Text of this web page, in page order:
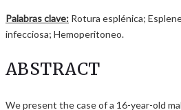
Palabras clave: Rotura esplénica;
infecciosa; Hemoperitoneo.
ABSTRACT
We present the case of a 16-year-old